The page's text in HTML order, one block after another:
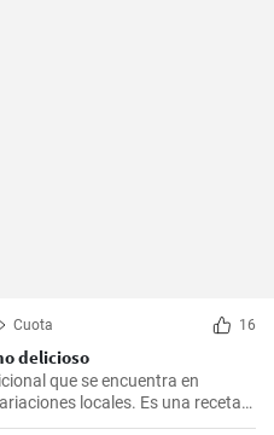
Cuota 16
delicioso
que se encuentra en
locales. Es una receta
una pieza jugosa de lomo de